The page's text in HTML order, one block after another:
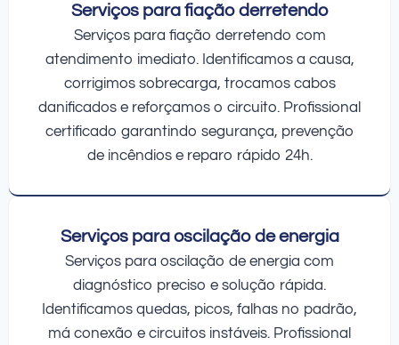
Serviços para fiação derretendo
Serviços para fiação derretendo com
atendimento imediato. Identificamos a causa,
corrigimos sobrecarga, trocamos cabos
danificados e reforçamos o circuito. Profissional
certificado garantindo segurança, prevenção
de incêndios e reparo rápido 24h.
Serviços para oscilação de energia
Serviços para oscilação de energia com
diagnóstico preciso e solução rápida.
Identificamos quedas, picos, falhas no padrão,
má conexão e circuitos instáveis. Profissional